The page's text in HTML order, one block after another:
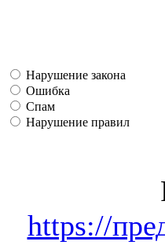
Нарушение закона
Ошибка
Спам
Нарушение правил
https://